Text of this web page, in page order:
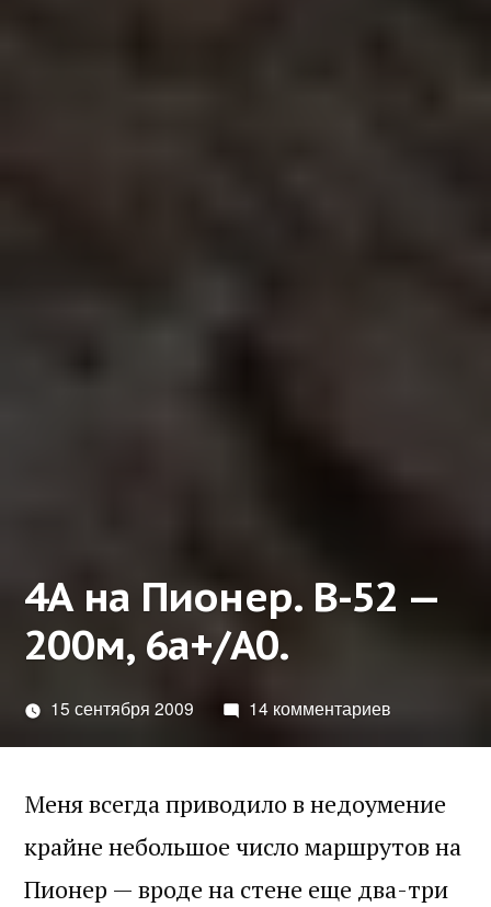
4А на Пионер. B-52 —
200м, 6а+/А0.
15 сентября 2009 14 комментариев
Меня всегда приводило в недоумение
крайне небольшое число маршрутов на
Пионер — вроде на стене еще два-три